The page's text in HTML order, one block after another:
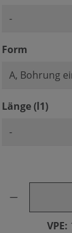
Form
Länge (l1)
Produkt
VPE: